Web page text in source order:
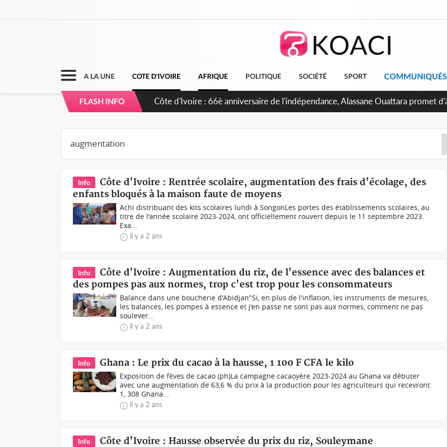
A LA UNE COTE D'IVOIRE AFRIQUE POLITIQUE SOCIÉTÉ SPORT COMMUNIQUÉS
FLASH INFO
Côte d'Ivoire : À Abidjan, Amadou Oury Bah admire le modèle ivoirien et veut
Info
Côte d'Ivoire : Rentrée scolaire, augmentation des frais d'écolage, des
enfants bloqués à la maison faute de moyens
Achi distribuant des kits scolaires lundi à SongonLes portes des établissements scolaires, au
titre de l'année scolaire 2023-2024, ont officiellement rouvert depuis le 11 septembre 2023.
Exa...
il y a 2 ans
Info
Côte d'Ivoire : Augmentation du riz, de l'essence avec des balances et
des pompes pas aux normes, trop c'est trop pour les consommateurs
Balance dans une boucherie d'Abidjan"Si, en plus de l'inflation, les instruments de mesures,
les balances, les pompes à essence et j'en passe ne sont pas aux normes, comment ne pas
soulever...
il y a 2 ans
Info Ghana : Le prix du cacao à la hausse, 1 100 F CFA le kilo
Exposition de fèves de cacao (ph)La campagne cacaoyère 2023-2024 au Ghana va débuter
avec une augmentation de 63,6 % du prix à la production pour les agriculteurs qui recevront
1, 308 Ghana...
il y a 2 ans
Info Côte d'Ivoire : Hausse observée du prix du riz, Souleymane